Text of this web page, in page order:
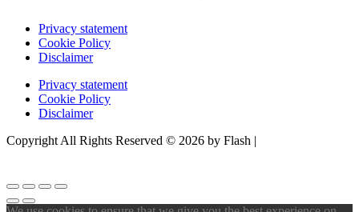
Privacy statement
Cookie Policy
Disclaimer
Privacy statement
Cookie Policy
Disclaimer
Copyright All Rights Reserved © 2026 by Flash |